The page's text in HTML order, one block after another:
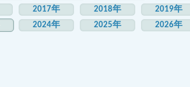
2017年 2018年 2019年
2024年 2025年 2026年